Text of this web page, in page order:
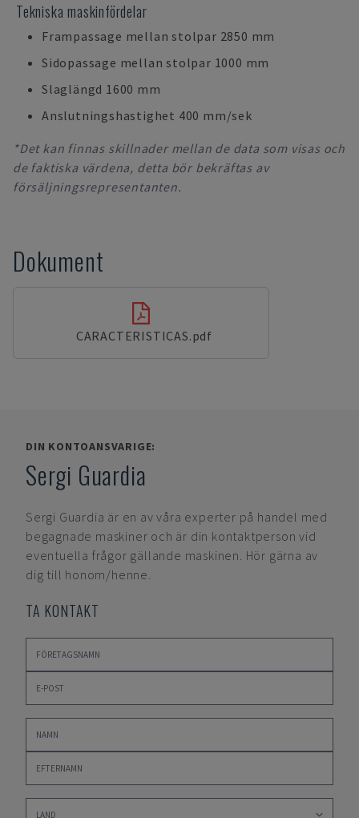
Tekniska maskinfördelar
Frampassage mellan stolpar 2850 mm
Sidopassage mellan stolpar 1000 mm
Slaglängd 1600 mm
Anslutningshastighet 400 mm/sek
*Det kan finnas skillnader mellan de data som visas och
de faktiska värdena, detta bör bekräftas av
försäljningsrepresentanten.
Dokument
CARACTERISTICAS.pdf
DIN KONTOANSVARIGE:
Sergi Guardia
Sergi Guardia är en av våra experter på handel med
begagnade maskiner och är din kontaktperson vid
eventuella frågor gällande maskinen. Hör gärna av
dig till honom/henne.
TA KONTAKT